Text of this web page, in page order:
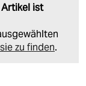
ist
zu finden.